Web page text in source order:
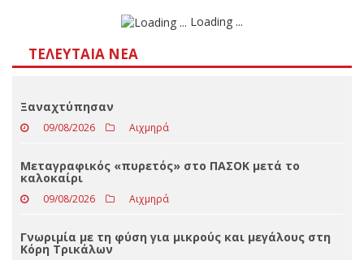
ΤΕΛΕΥΤΑΊΑ ΝΈΑ
Ξαναχτύπησαν
09/08/2026 Αιχμηρά
Μεταγραφικός «πυρετός» στο ΠΑΣΟΚ μετά το
καλοκαίρι